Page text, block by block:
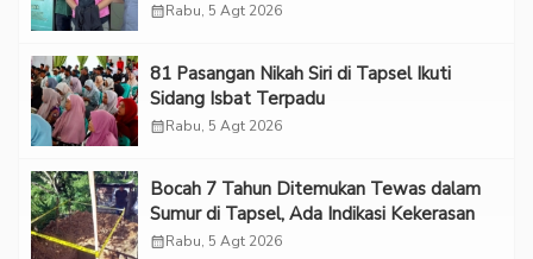
calendar_monthRabu, 5 Agt 2026
81 Pasangan Nikah Siri di Tapsel Ikuti
Sidang Isbat Terpadu
calendar_monthRabu, 5 Agt 2026
Bocah 7 Tahun Ditemukan Tewas dalam
Sumur di Tapsel, Ada Indikasi Kekerasan
calendar_monthRabu, 5 Agt 2026